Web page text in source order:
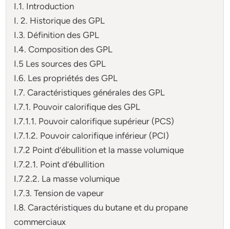
I.1. Introduction
I. 2. Historique des GPL
I.3. Définition des GPL
I.4. Composition des GPL
I.5 Les sources des GPL
I.6. Les propriétés des GPL
I.7. Caractéristiques générales des GPL
I.7.1. Pouvoir calorifique des GPL
I.7.1.1. Pouvoir calorifique supérieur (PCS)
I.7.1.2. Pouvoir calorifique inférieur (PCI)
I.7.2 Point d’ébullition et la masse volumique
I.7.2.1. Point d’ébullition
I.7.2.2. La masse volumique
I.7.3. Tension de vapeur
I.8. Caractéristiques du butane et du propane
commerciaux